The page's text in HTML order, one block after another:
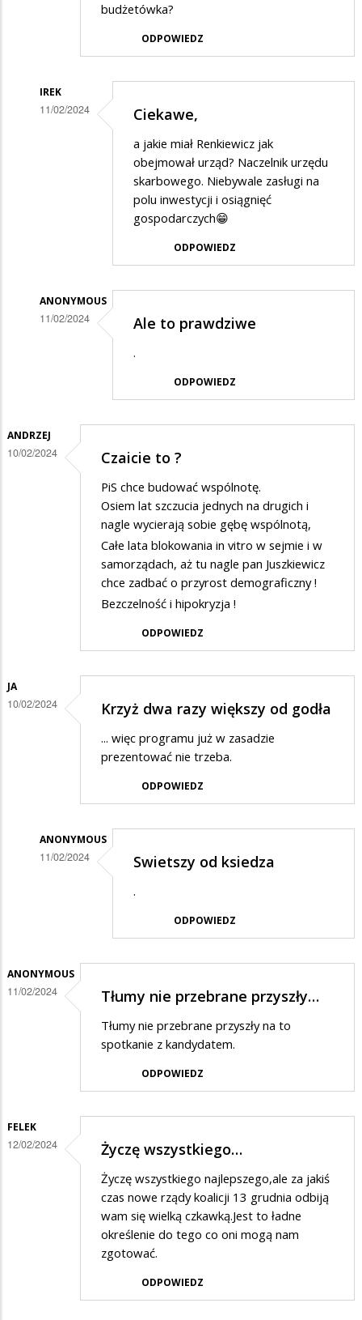
budżetówka?
ODPOWIEDZ
IREK
11/02/2024
?
Ciekawe,
a jakie miał Renkiewicz jak
obejmował urząd? Naczelnik urzędu
skarbowego. Niebywale zasługi na
polu inwestycji i osiągnięć
gospodarczych😁
ODPOWIEDZ
ANONYMOUS
11/02/2024
odpowiedzi
na
Ale to prawdziwe
.
ODPOWIEDZ
ANDRZEJ
10/02/2024 Czaicie to ?
PiS chce budować wspólnotę.
Osiem lat szczucia jednych na drugich i
nagle wycierają sobie gębę wspólnotą,
Całe lata blokowania in vitro w sejmie i w
samorządach, aż tu nagle pan Juszkiewicz
chce zadbać o przyrost demograficzny !
Bezczelność i hipokryzja !
ODPOWIEDZ
JA
10/02/2024 Krzyż dwa razy większy od godła
... więc programu już w zasadzie
prezentować nie trzeba.
ODPOWIEDZ
ANONYMOUS
11/02/2024
odpowiedzi
na
większy
godła
Swietszy od ksiedza
.
ODPOWIEDZ
ANONYMOUS
11/02/2024 Tłumy nie przebrane przyszły…
Tłumy nie przebrane przyszły na to
spotkanie z kandydatem.
ODPOWIEDZ
FELEK
12/02/2024 Życzę wszystkiego…
Życzę wszystkiego najlepszego,ale za jakiś
czas nowe rządy koalicji 13 grudnia odbiją
wam się wielką czkawką.Jest to ładne
określenie do tego co oni mogą nam
zgotować.
ODPOWIEDZ